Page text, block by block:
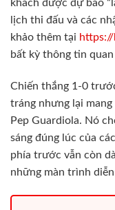
khách được dự báo
lịch thi đấu và các
khảo thêm tại
bất kỳ thông tin
Chiến thắng 1-0
tráng nhưng lại
Pep Guardiola. Nó
sáng đúng lúc của
phía trước vẫn còn
những màn trình